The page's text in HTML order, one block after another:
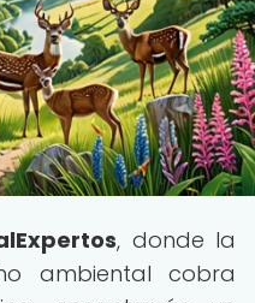
, donde la
ambiental cobra